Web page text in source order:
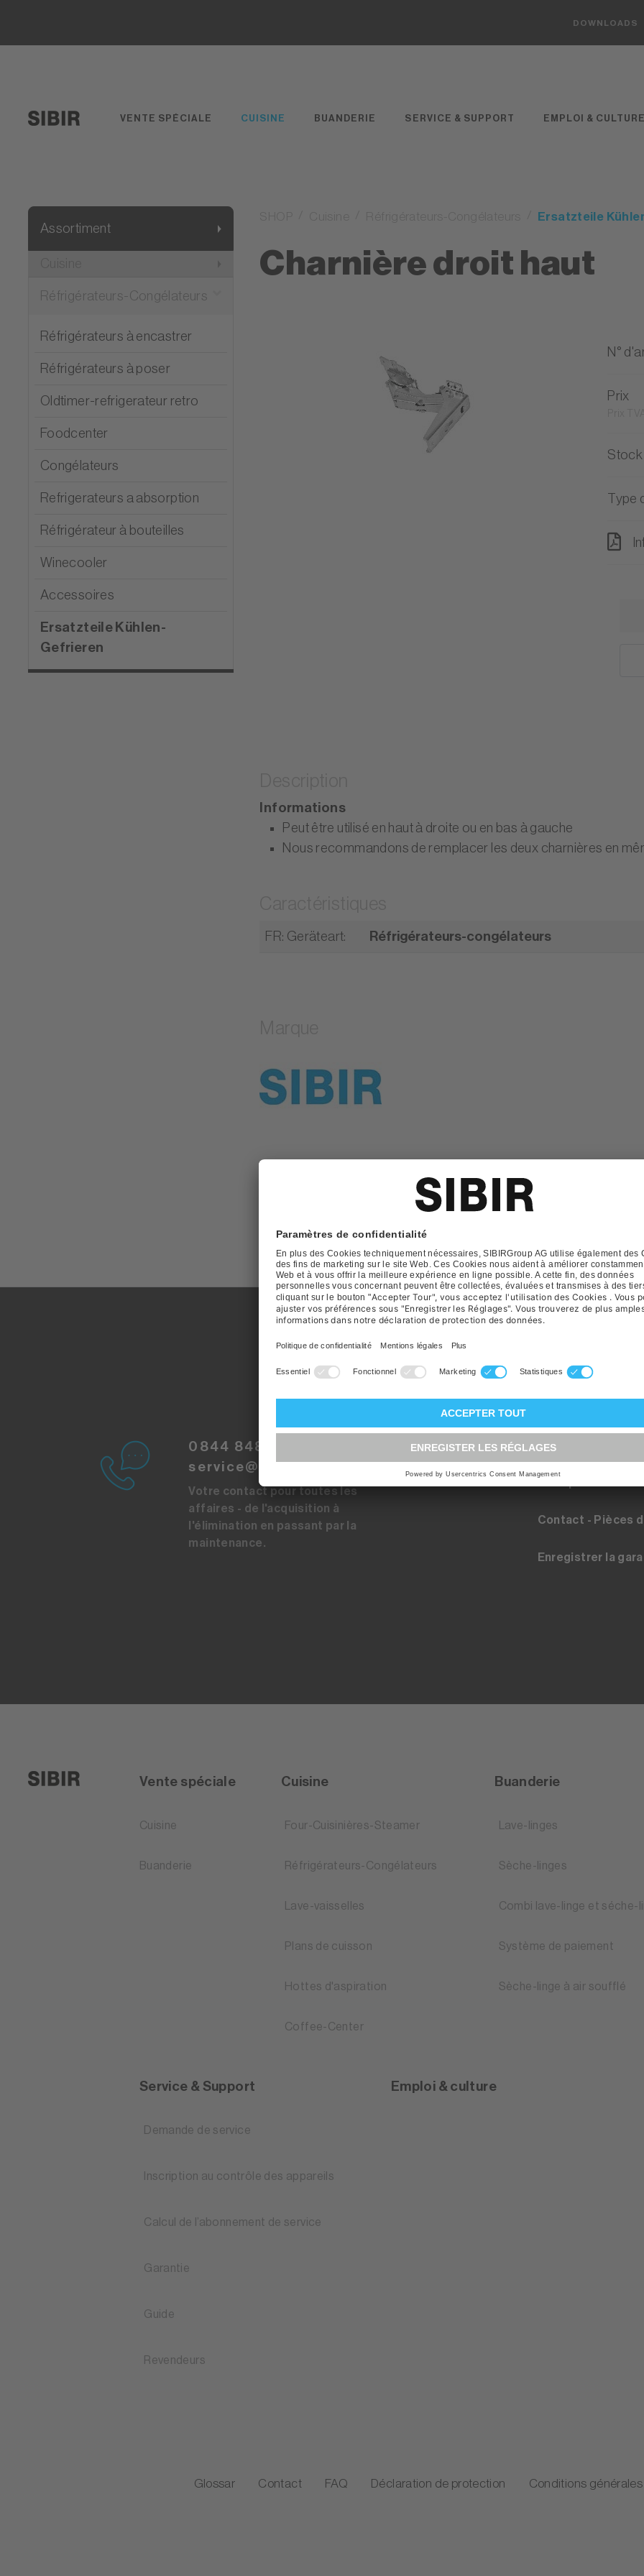
DOWNLOADS
VENTE SPÉCIALE CUISINE BUANDERIE SERVICE & SUPPORT EMPLOI &
Assortiment
Réfrigérateurs-Congélateurs
Réfrigérateurs à encastrer
Réfrigérateurs à poser
Oldtimer-refrigerateur retro
Foodcenter
Congélateurs
Refrigerateurs a absorption
Réfrigérateur à bouteilles
Winecooler
Accessoires
Ersatzteile Kühlen-
Gefrieren
Ersatzteile
Charnière droit haut
N°
Prix
Stock
Type
Informations
Peut être utilisé en haut à droite ou en bas à gauche
Nous recommandons de remplacer les deux charnières en
FR: Geräteart: Réfrigérateurs-congélateurs
Veuillez demander plus d'informations sur ce produit.
0844 848 848
service@sibirgroup.ch
Votre contact pour toutes les
affaires - de l'acquisition à
l'élimination en passant par la
maintenance.
Registration pour
Contact - Pièces
Enregistrer la
Vente spéciale
Cuisine
Buanderie
Cuisine
Four-Cuisinières-Steamer
Réfrigérateurs-Congélateurs
Lave-vaisselles
Plans de cuisson
Hottes d'aspiration
Coffee-Center
Buanderie
Lave-linges
Sèche-linges
Combi lave-linge et séche-
Système de paiement
Sèche-linge à air soufflé
Service & Support
Demande de service
Inscription au contrôle des appareils
Calcul de l’abonnement de service
Garantie
Guide
Revendeurs
Emploi & culture
Glossar Contact FAQ Déclaration de protection Conditions